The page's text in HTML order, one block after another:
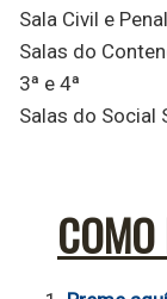
Sala Civil e Penal
Salas do
3ª e 4ª
Salas do Social